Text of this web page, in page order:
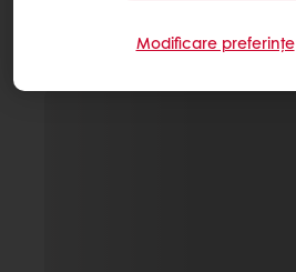
Modificare preferințe